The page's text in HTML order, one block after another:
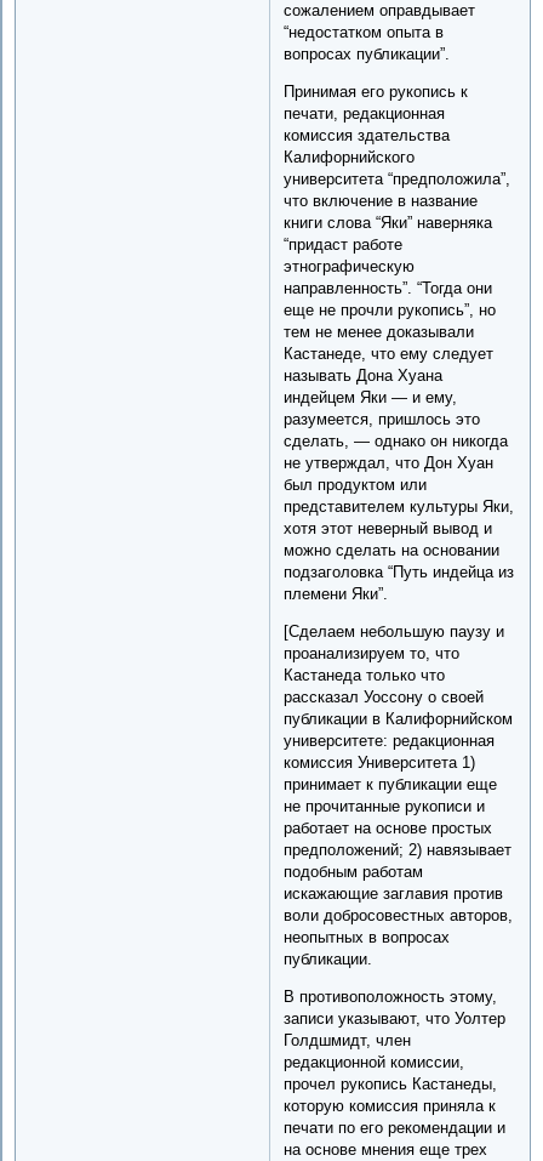
сожалением оправдывает
“недостатком опыта в
вопросах публикации”.
Принимая его рукопись к
печати, редакционная
комиссия здательства
Калифорнийского
университета “предположила”,
что включение в название
книги слова “Яки” наверняка
“придаст работе
этнографическую
направленность”. “Тогда они
еще не прочли рукопись”, но
тем не менее доказывали
Кастанеде, что ему следует
называть Дона Хуана
индейцем Яки — и ему,
разумеется, пришлось это
сделать, — однако он никогда
не утверждал, что Дон Хуан
был продуктом или
представителем культуры Яки,
хотя этот неверный вывод и
можно сделать на основании
подзаголовка “Путь индейца из
племени Яки”.
[Сделаем небольшую паузу и
проанализируем то, что
Кастанеда только что
рассказал Уоссону о своей
публикации в Калифорнийском
университете: редакционная
комиссия Университета 1)
принимает к публикации еще
не прочитанные рукописи и
работает на основе простых
предположений; 2) навязывает
подобным работам
искажающие заглавия против
воли добросовестных авторов,
неопытных в вопросах
публикации.
В противоположность этому,
записи указывают, что Уолтер
Голдшмидт, член
редакционной комиссии,
прочел рукопись Кастанеды,
которую комиссия приняла к
печати по его рекомендации и
на основе мнения еще трех